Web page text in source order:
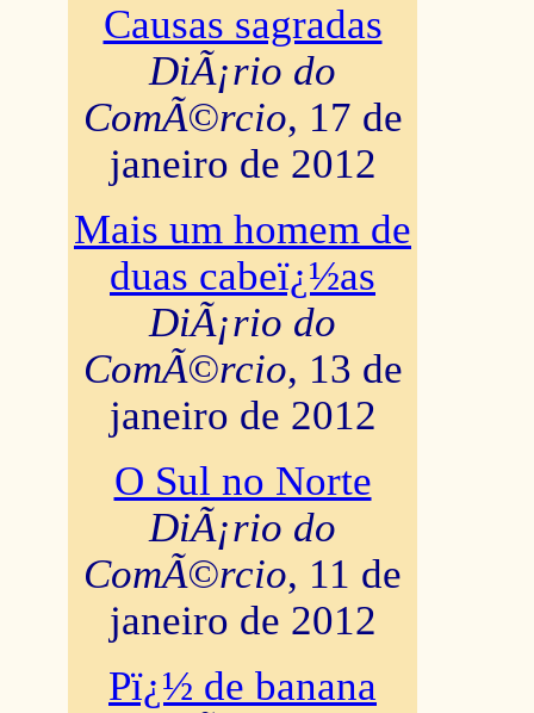
Causas sagradas
DiÃ¡rio do
ComÃ©rcio, 17 de
janeiro de 2012
Mais um homem de
duas cabeï¿½as
DiÃ¡rio do
ComÃ©rcio, 13 de
janeiro de 2012
O Sul no Norte
DiÃ¡rio do
ComÃ©rcio, 11 de
janeiro de 2012
Pï¿½ de banana